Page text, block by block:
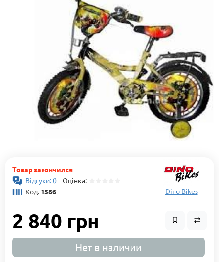
Товар закончился
Відгуки: 0 Оцінка:
Код: 1586 Dino Bikes
2 840 грн
Нет в наличии